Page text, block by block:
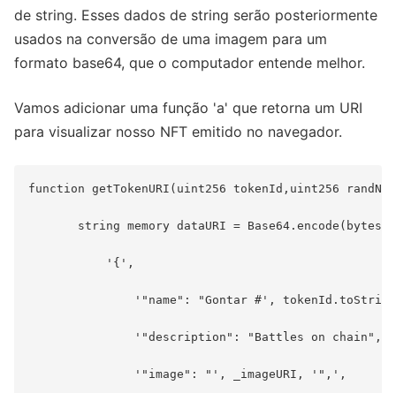
de string. Esses dados de string serão posteriormente
usados na conversão de uma imagem para um
formato base64, que o computador entende melhor.
Vamos adicionar uma função 'a' que retorna um URI
para visualizar nosso NFT emitido no navegador.
function getTokenURI(uint256 tokenId,uint256
string memory dataURI =
           '{',
'"name": "Gontar #',
               '"description": "Battles on chain",',
               '"image": "', _imageURI, '",',